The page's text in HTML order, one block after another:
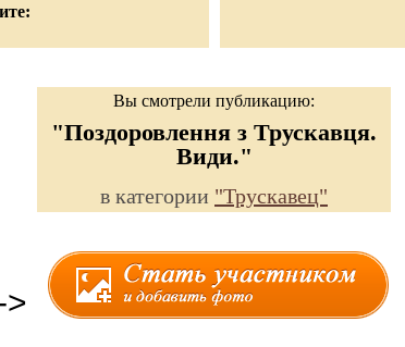
Вы смотрели публикацию:
"Поздоровлення з Трускавця.
Види."
в категории "Трускавец"
>